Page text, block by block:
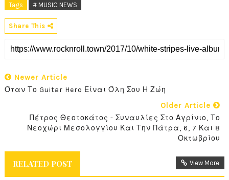
Tags # MUSIC NEWS
Share This
Newer Article
Όταν Το Guitar Hero Είναι Όλη Σου Η Ζώη
Older Article
Πέτρος Θεοτοκάτος - Συναυλίες Στο Αγρίνιο, Το
Νεοχώρι Μεσολογγίου Και Την Πάτρα, 6, 7 Και 8
Οκτωβρίου
RELATED POST View More